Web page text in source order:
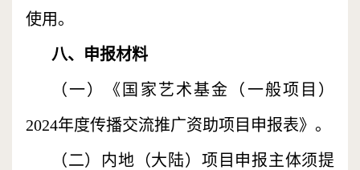
使用。
八、申报材料
（一）《国家艺术基金（一般项目）
2024年度传播交流推广资助项目申报表》。
（二）内地（大陆）项目申报主体须提